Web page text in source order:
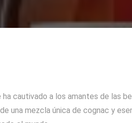
cautivado a los amantes de las
una mezcla única de cognac y